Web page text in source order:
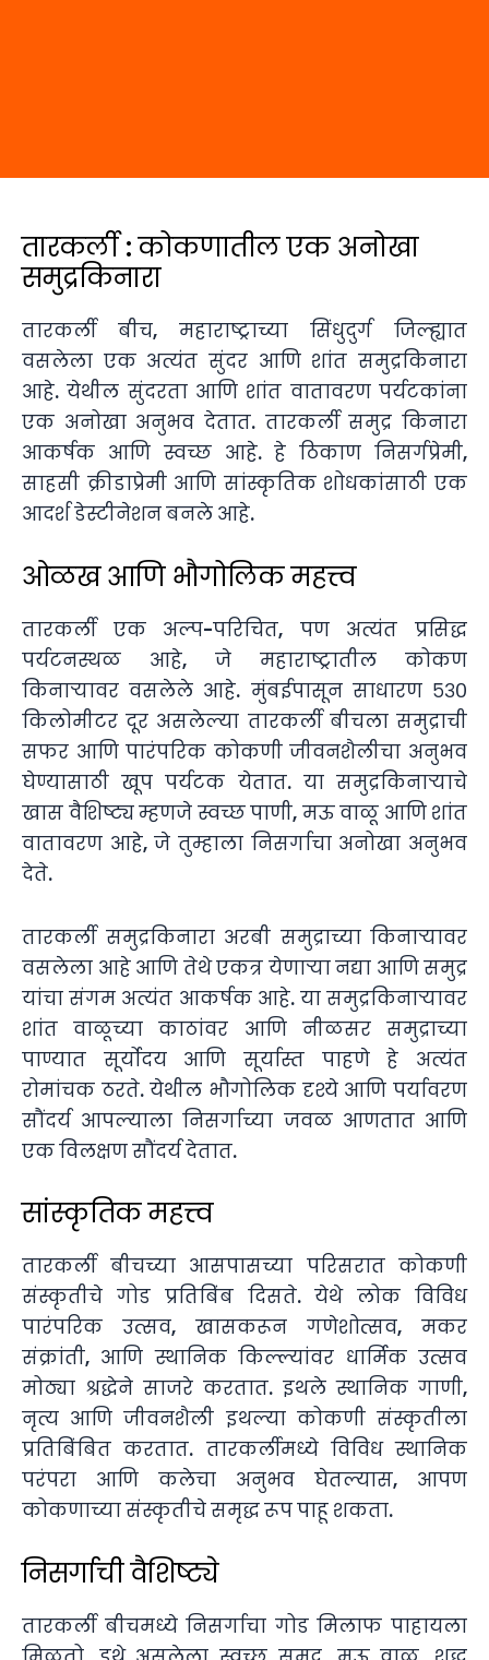
तारकर्ली : कोकणातील एक अनोखा
समुद्रकिनारा
तारकर्ली बीच, महाराष्ट्राच्या सिंधुदुर्ग जिल्ह्यात
वसलेला एक अत्यंत सुंदर आणि शांत समुद्रकिनारा
आहे. येथील सुंदरता आणि शांत वातावरण पर्यटकांना
एक अनोखा अनुभव देतात. तारकर्ली समुद्र किनारा
आकर्षक आणि स्वच्छ आहे. हे ठिकाण निसर्गप्रेमी,
साहसी क्रीडाप्रेमी आणि सांस्कृतिक शोधकांसाठी एक
आदर्श डेस्टीनेशन बनले आहे.
ओळख आणि भौगोलिक महत्त्व
तारकर्ली एक अल्प-परिचित, पण अत्यंत प्रसिद्ध
पर्यटनस्थळ आहे, जे महाराष्ट्रातील कोकण
किनाऱ्यावर वसलेले आहे. मुंबईपासून साधारण ५३०
किलोमीटर दूर असलेल्या तारकर्ली बीचला समुद्राची
सफर आणि पारंपरिक कोकणी जीवनशैलीचा अनुभव
घेण्यासाठी खूप पर्यटक येतात. या समुद्रकिनाऱ्याचे
खास वैशिष्ट्य म्हणजे स्वच्छ पाणी, मऊ वाळू आणि शांत
वातावरण आहे, जे तुम्हाला निसर्गाचा अनोखा अनुभव
देते.
तारकर्ली समुद्रकिनारा अरबी समुद्राच्या किनाऱ्यावर
वसलेला आहे आणि तेथे एकत्र येणाऱ्या नद्या आणि समुद्र
यांचा संगम अत्यंत आकर्षक आहे. या समुद्रकिनाऱ्यावर
शांत वाळूच्या काठांवर आणि नीळसर समुद्राच्या
पाण्यात सूर्योदय आणि सूर्यास्त पाहणे हे अत्यंत
रोमांचक ठरते. येथील भौगोलिक दृश्ये आणि पर्यावरण
सौंदर्य आपल्याला निसर्गाच्या जवळ आणतात आणि
एक विलक्षण सौंदर्य देतात.
सांस्कृतिक महत्त्व
तारकर्ली बीचच्या आसपासच्या परिसरात कोकणी
संस्कृतीचे गोड प्रतिबिंब दिसते. येथे लोक विविध
पारंपरिक उत्सव, खासकरून गणेशोत्सव, मकर
संक्रांती, आणि स्थानिक किल्ल्यांवर धार्मिक उत्सव
मोठ्या श्रद्धेने साजरे करतात. इथले स्थानिक गाणी,
नृत्य आणि जीवनशैली इथल्या कोकणी संस्कृतीला
प्रतिबिंबित करतात. तारकर्लीमध्ये विविध स्थानिक
परंपरा आणि कलेचा अनुभव घेतल्यास, आपण
कोकणाच्या संस्कृतीचे समृद्ध रूप पाहू शकता.
निसर्गाची वैशिष्ट्ये
तारकर्ली बीचमध्ये निसर्गाचा गोड मिलाफ पाहायला